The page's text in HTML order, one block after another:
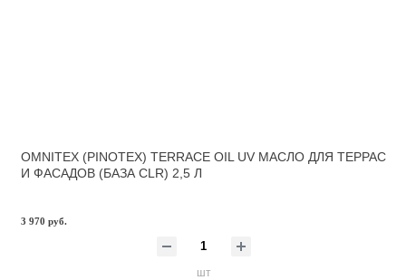
OMNITEX (PINOTEX) TERRACE OIL UV МАСЛО ДЛЯ ТЕРРАС
И ФАСАДОВ (БАЗА CLR) 2,5 Л
3 970 руб.
шт